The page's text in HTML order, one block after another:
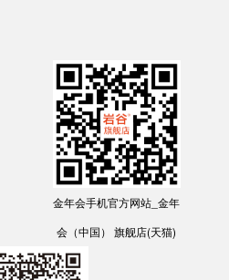
金年会手机官方网站_金年
会（中国） 旗舰店(天猫)